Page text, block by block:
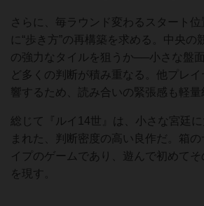
さらに、毎ラウンド変わるスタート
に“歩き方”の再構築を求める。中央の
の強力なタイルを狙うか──小さな盤
ど多くの判断が積み重なる。他プレ
響するため、読み合いの緊張感も軽量
総じて『ルイ14世』は、小さな宮廷
まれた、判断密度の高い良作だ。箱
イプのゲームであり、遊んで初めて
を現す。